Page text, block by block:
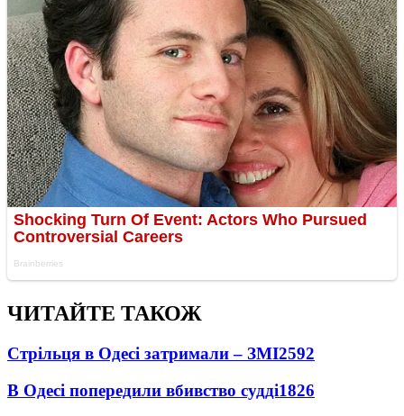
ЧИТАЙТЕ ТАКОЖ
Стрільця в Одесі затримали – ЗМІ2592
В Одесі попередили вбивство судді1826